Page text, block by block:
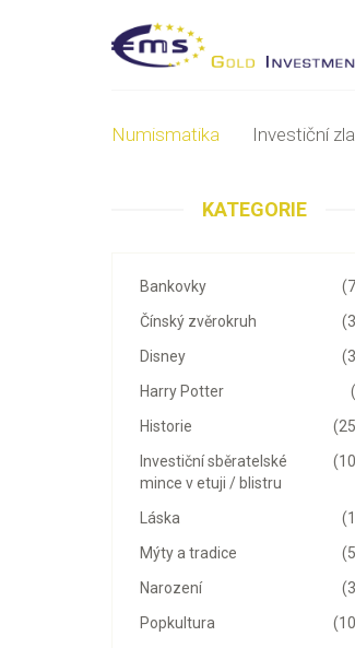
Numismatika Investiční
KATEGORIE
Bankovky
Čínský zvěrokruh
Disney
Harry Potter
Historie
Investiční sběratelské
mince v etuji / blistru
Láska
Mýty a tradice
Narození
Popkultura